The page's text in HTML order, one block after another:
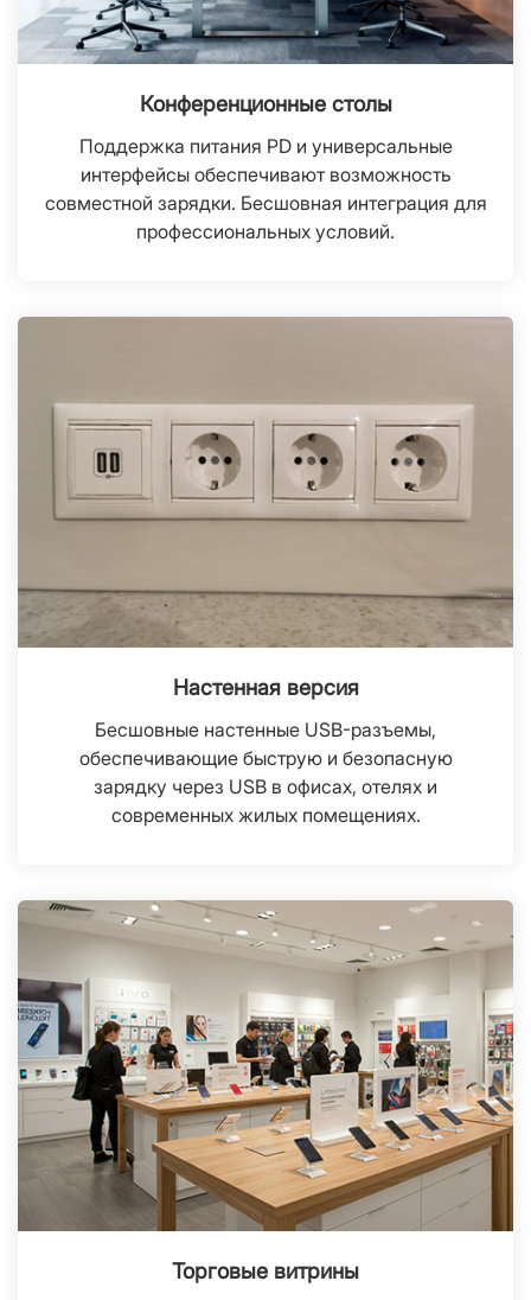
Конференционные столы
Поддержка питания PD и универсальные
интерфейсы обеспечивают возможность
совместной зарядки. Бесшовная интеграция для
профессиональных условий.
Настенная версия
Бесшовные настенные USB-разъемы,
обеспечивающие быструю и безопасную
зарядку через USB в офисах, отелях и
современных жилых помещениях.
Торговые витрины